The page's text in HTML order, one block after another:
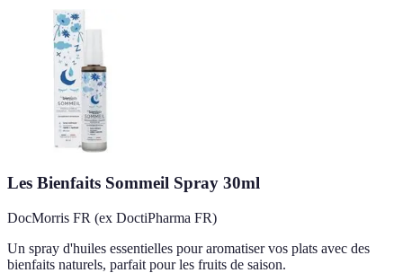
Les Bienfaits Sommeil Spray 30ml
DocMorris FR (ex DoctiPharma FR)
Un spray d'huiles essentielles pour aromatiser vos plats avec des
bienfaits naturels, parfait pour les fruits de saison.